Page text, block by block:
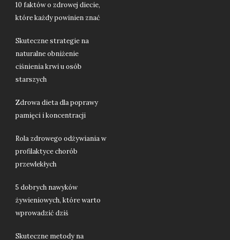
10 faktów o zdrowej diecie,
które każdy powinien znać
Skuteczne strategie na
naturalne obniżenie
ciśnienia krwi u osób
starszych
Zdrowa dieta dla poprawy
pamięci i koncentracji
Rola zdrowego odżywiania w
profilaktyce chorób
przewlekłych
5 dobrych nawyków
żywieniowych, które warto
wprowadzić dziś
Skuteczne metody na